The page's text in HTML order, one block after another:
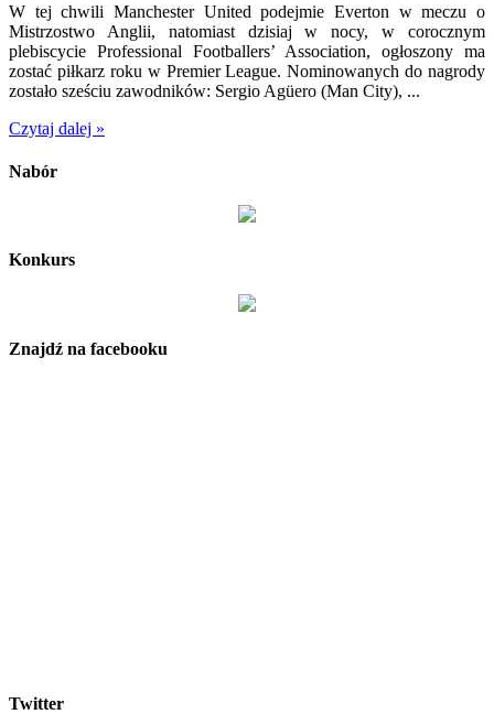
W tej chwili Manchester United podejmie Everton w meczu o
Mistrzostwo Anglii, natomiast dzisiaj w nocy, w corocznym
plebiscycie Professional Footballers’ Association, ogłoszony ma
zostać piłkarz roku w Premier League. Nominowanych do nagrody
zostało sześciu zawodników: Sergio Agüero (Man City), ...
Czytaj dalej »
Nabór
Konkurs
Znajdź na facebooku
Twitter